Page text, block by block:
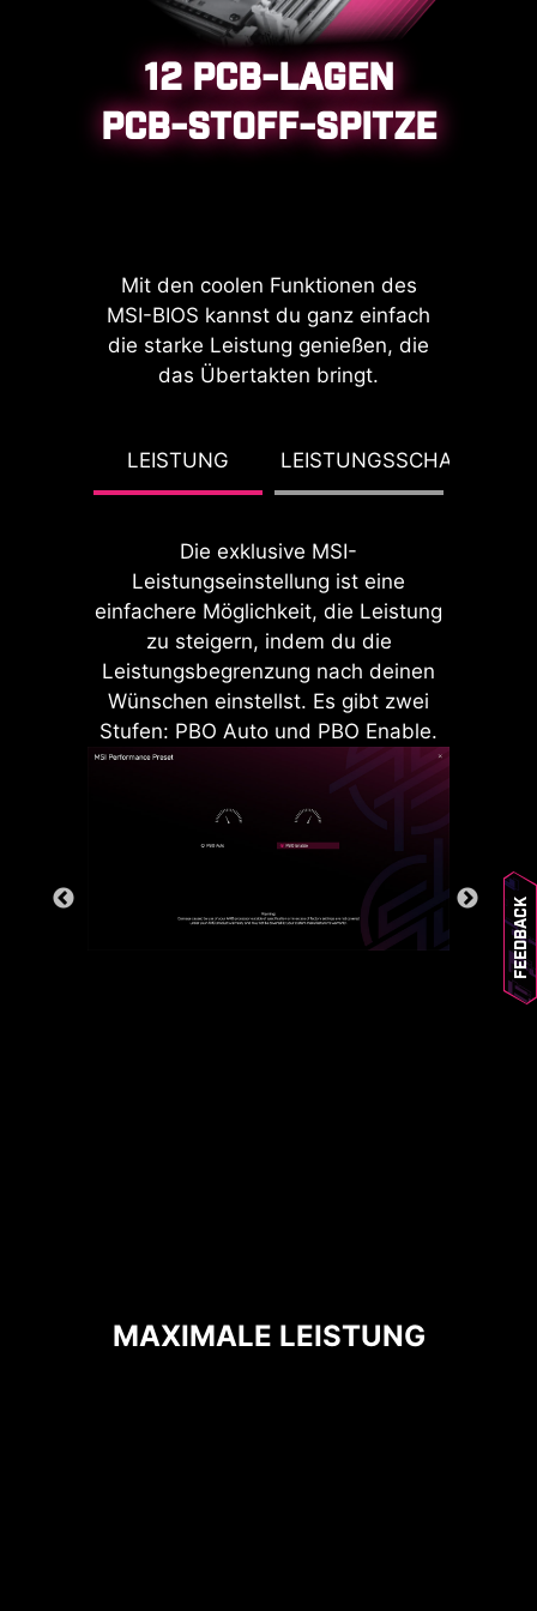
Feedback
12 PCB-LAGEN
PCB-STOFF-SPITZE
Mit den coolen Funktionen des
MSI-BIOS kannst du ganz einfach
die starke Leistung genießen, die
das Übertakten bringt.
LEISTUNG LEISTUNGSSCHALTER
Die exklusive MSI-
Leistungseinstellung ist eine
einfachere Möglichkeit, die Leistung
zu steigern, indem du die
Leistungsbegrenzung nach deinen
Wünschen einstellst. Es gibt zwei
Stufen: PBO Auto und PBO Enable.
MAXIMALE LEISTUNG
die statische Elektrizität und das
elektromagnetische
Strahlungsrauschen des Systems
und ist im Vergleich zu klassischen
IO-Shields deutlich langlebiger.
*Das Bild oben ist nur zur
MSI Mainboards bieten mit dem
integrierten Überstromschutz
(OCP) ein hohes Maß an Sicherheit.
Wichtige Komponenten wie USB-
geschützt. Dieser proaktive
Fehlfunktionen aufgrund von
Überspannungen und fördert die